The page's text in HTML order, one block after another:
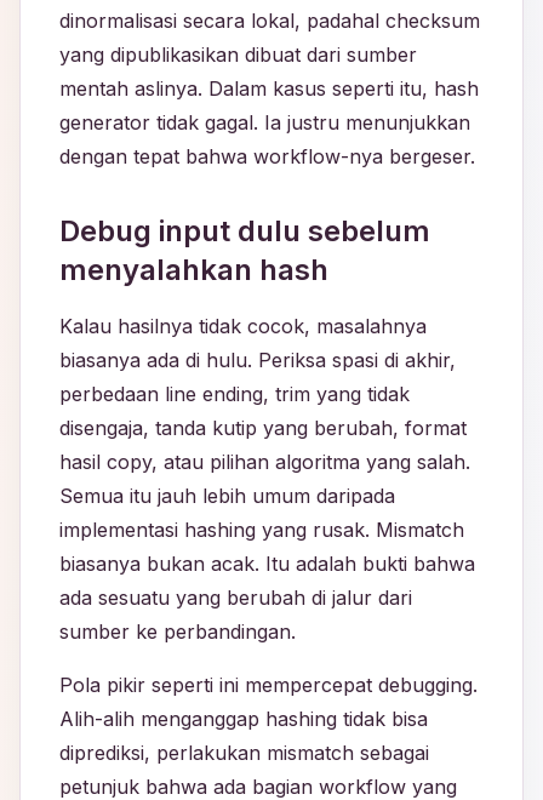
dinormalisasi secara lokal, padahal checksum
yang dipublikasikan dibuat dari sumber
mentah aslinya. Dalam kasus seperti itu, hash
generator tidak gagal. Ia justru menunjukkan
dengan tepat bahwa workflow-nya bergeser.
Debug input dulu sebelum
menyalahkan hash
Kalau hasilnya tidak cocok, masalahnya
biasanya ada di hulu. Periksa spasi di akhir,
perbedaan line ending, trim yang tidak
disengaja, tanda kutip yang berubah, format
hasil copy, atau pilihan algoritma yang salah.
Semua itu jauh lebih umum daripada
implementasi hashing yang rusak. Mismatch
biasanya bukan acak. Itu adalah bukti bahwa
ada sesuatu yang berubah di jalur dari
sumber ke perbandingan.
Pola pikir seperti ini mempercepat debugging.
Alih-alih menganggap hashing tidak bisa
diprediksi, perlakukan mismatch sebagai
petunjuk bahwa ada bagian workflow yang